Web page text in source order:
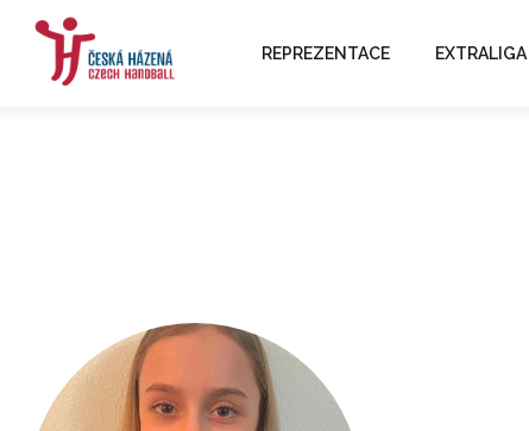
REPREZENTACE EXTRALIGA